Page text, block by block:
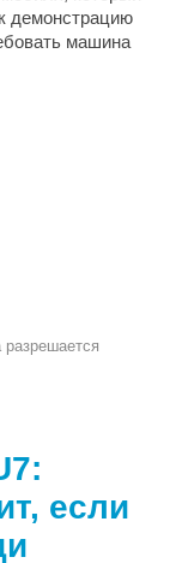
демонстрацию
машина
разрешается
если